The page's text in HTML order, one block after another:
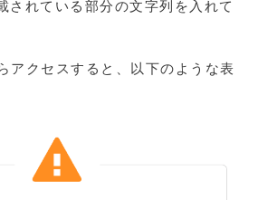
されている部分の文字列を入れて
アクセスすると、以下のような表